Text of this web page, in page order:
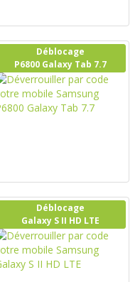
Déblocage
P6800 Galaxy Tab 7.7
Déblocage
Galaxy S II HD LTE